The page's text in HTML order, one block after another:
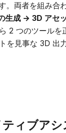
。両者を組み合
生成 → 3D アセ
2 つのツールを
を見事な 3D 出
ィブアシ